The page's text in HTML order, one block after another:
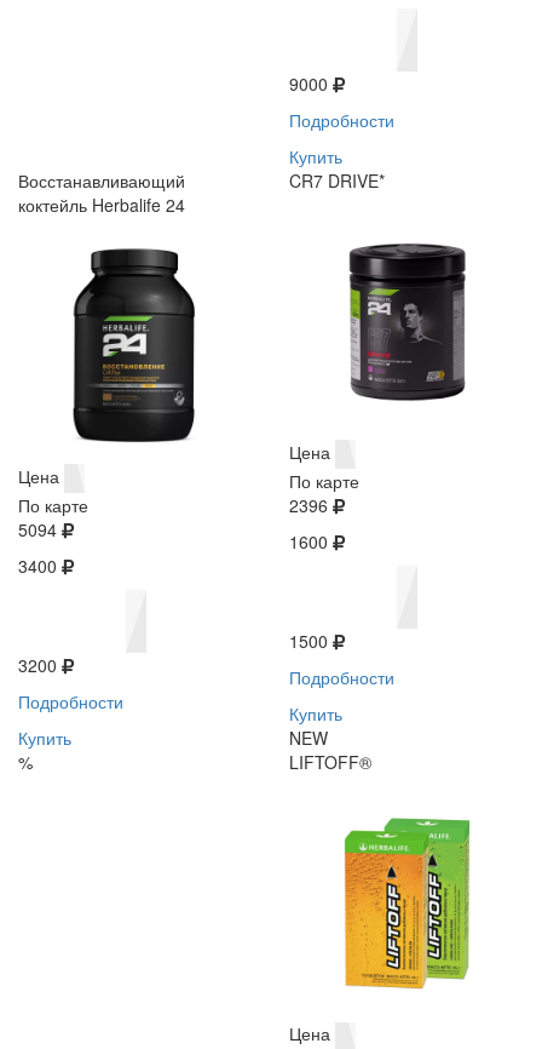
9000
Подробности
Купить
Восстанавливающий
коктейль Herbalife 24
Цена
По карте
5094
3400
3200
Подробности
Купить
%
CR7 DRIVE*
Цена
По карте
2396
1600
1500
Подробности
Купить
NEW
LIFTOFF®
Цена